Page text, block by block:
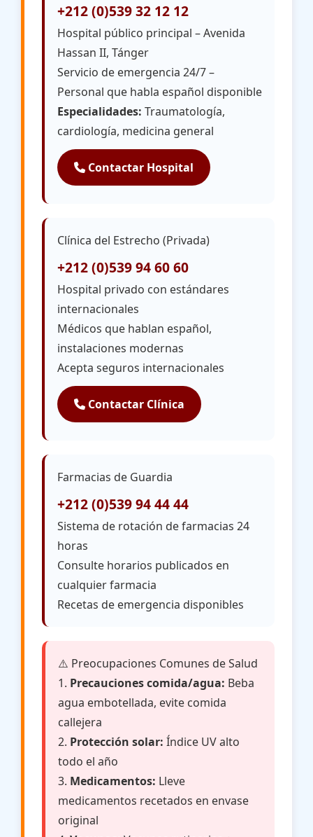
+212 (0)539 32 12 12
Hospital público principal – Avenida
Hassan II, Tánger
Servicio de emergencia 24/7 –
Personal que habla español disponible
Especialidades: Traumatología,
cardiología, medicina general
Contactar Hospital
Clínica del Estrecho (Privada)
+212 (0)539 94 60 60
Hospital privado con estándares
internacionales
Médicos que hablan español,
instalaciones modernas
Acepta seguros internacionales
Contactar Clínica
Farmacias de Guardia
+212 (0)539 94 44 44
Sistema de rotación de farmacias 24
horas
Consulte horarios publicados en
cualquier farmacia
Recetas de emergencia disponibles
⚠️ Preocupaciones Comunes de Salud
1. Precauciones comida/agua: Beba
agua embotellada, evite comida
callejera
2. Protección solar: Índice UV alto
todo el año
3. Medicamentos: Lleve
medicamentos recetados en envase
original